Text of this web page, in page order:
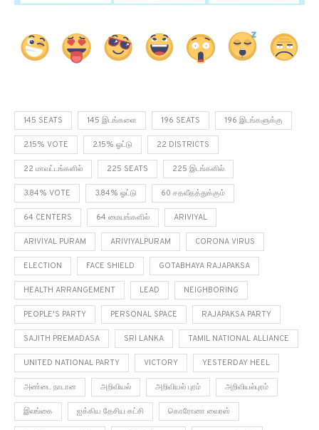
145 SEATS 145 இடங்களை 196 SEATS 196 இடங்களுக்கு
2.15% VOTE 2.15% ஓட்டு 22 DISTRICTS
22 மாவட்டங்களில் 225 SEATS 225 இடங்களில்
3.84% VOTE 3.84% ஓட்டு 60 சதவீதத்துக்கும்
64 CENTERS 64 மையங்களில் ARIVIYAL
ARIVIYAL PURAM ARIVIYALPURAM CORONA VIRUS
ELECTION FACE SHIELD GOTABHAYA RAJAPAKSA
HEALTH ARRANGEMENT LEAD NEIGHBORING
PEOPLE'S PARTY PERSONAL SPACE RAJAPAKSA PARTY
SAJITH PREMADASA SRI LANKA TAMIL NATIONAL ALLIANCE
UNITED NATIONAL PARTY VICTORY YESTERDAY HEEL
அண்டை நாடான அறிவியல் அறிவியல் புரம் அறிவியல்புரம்
இலங்கை ஐக்கிய தேசிய கட்சி கொரோனா வைரஸ்